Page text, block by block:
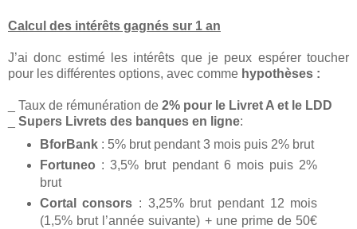
Calcul des intérêts gagnés sur 1 an
J’ai donc estimé les intérêts que je peux espérer toucher
pour les différentes options, avec comme hypothèses :
_ Taux de rémunération de 2% pour le Livret A et le LDD
Supers Livrets des banques en ligne:
BforBank: 5% brut pendant 3 mois puis 2% brut
Fortuneo : 3,5% brut pendant 6 mois puis 2%
brut
Cortal consors : 3,25% brut pendant 12 mois
(1,5% brut l’année suivante) + une prime de 50€